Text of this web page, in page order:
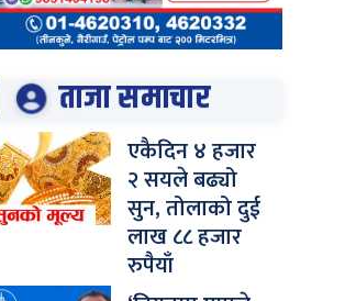
ताजा समाचार
एकैदिन ४ हजार
२ सयले बढ्यो
सुन, तोलाको दुई
लाख ८८ हजार
रुपैयाँ